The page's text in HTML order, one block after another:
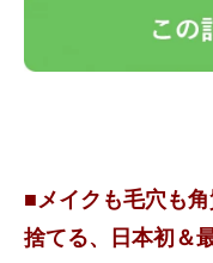
■メイクも毛穴も
捨てる、日本初＆